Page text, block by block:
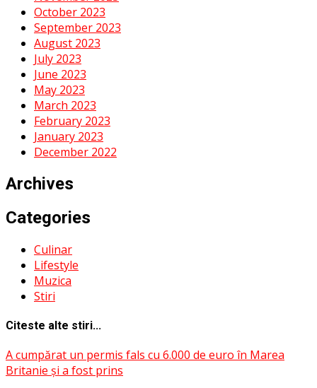
October 2023
September 2023
August 2023
July 2023
June 2023
May 2023
March 2023
February 2023
January 2023
December 2022
Archives
Categories
Culinar
Lifestyle
Muzica
Stiri
Citeste alte stiri...
A cumpărat un permis fals cu 6.000 de euro în Marea
Britanie și a fost prins